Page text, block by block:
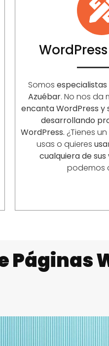
Somos
Azuébar. No nos da
encanta WordPress y
desarrollando
WordPress. ¿Tienes
usas o quieres
cualquiera de
podemos
Páginas